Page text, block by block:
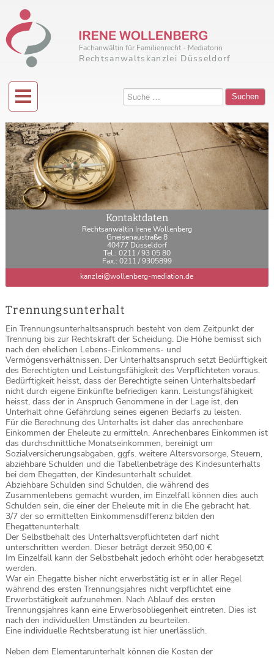
Fachanwältin für Familienrecht - Mediatorin
Rechtsanwaltskanzlei Düsseldorf
Suchen
Kontaktdaten
Rechtsanwältin Irene Wollenberg
Gneisenaustraße 8
40477 Düsseldorf
Tel.: 0211 / 93 05 80
Fax.: 0211 / 9305899
kanzlei@wollenberg-mediation.de
Trennungsunterhalt
Ein Trennungsunterhaltsanspruch besteht von dem Zeitpunkt der
Trennung bis zur Rechtskraft der Scheidung. Die Höhe bemisst sich
nach den ehelichen Lebens-Einkommens- und
Vermögensverhältnissen. Der Unterhaltsanspruch setzt Bedürftigkeit
des Berechtigten und Leistungsfähigkeit des Verpflichteten voraus.
Bedürftigkeit heisst, dass der Berechtigte seinen Unterhaltsbedarf
nicht durch eigene Einkünfte befriedigen kann. Leistungsfähigkeit
heisst, dass der in Anspruch Genommene in der Lage ist, den
Unterhalt ohne Gefährdung seines eigenen Bedarfs zu leisten.
Für die Berechnung des Unterhalts ist daher das anrechenbare
Einkommen der Eheleute zu ermitteln. Anrechenbares Einkommen ist
das durchschnittliche Monatseinkommen, bereinigt um
Sozialversicherungsabgaben, ggfs. weitere Altersvorsorge, Steuern,
abziehbare Schulden und die Tabellenbeträge des Kindesunterhalts
bei dem Ehegatten, der Kindesunterhalt schuldet.
Abziehbare Schulden sind Schulden, die während des
Zusammenlebens gemacht wurden, im Einzelfall können dies auch
Schulden sein, die einer der Eheleute mit in die Ehe gebracht hat.
3/7 der so ermittelten Einkommensdifferenz bilden den
Ehegattenunterhalt.
Der Selbstbehalt des Unterhaltsverpflichteten darf nicht
unterschritten werden. Dieser beträgt derzeit 950,00 €
Im Einzelfall kann der Selbstbehalt jedoch erhöht oder herabgesetzt
werden.
War ein Ehegatte bisher nicht erwerbstätig ist er in aller Regel
während des ersten Trennungsjahres nicht verpflichtet eine
Erwerbstätigkeit aufzunehmen. Nach Ablauf des ersten
Trennungsjahres kann eine Erwerbsobliegenheit eintreten. Dies ist
nach den individuellen Umständen zu beurteilen.
Eine individuelle Rechtsberatung ist hier unerlässlich.
Neben dem Elementarunterhalt können die Kosten der